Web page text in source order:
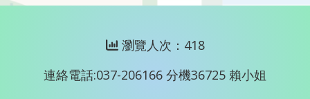
瀏覽人次：418
連絡電話:037-206166 分機36725 賴小姐